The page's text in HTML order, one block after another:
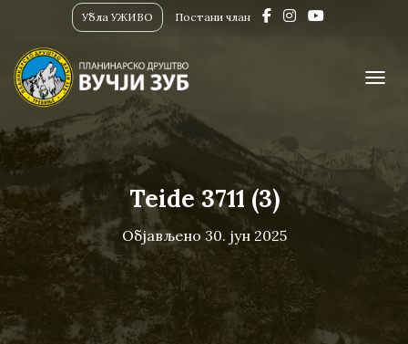
Убла УЖИВО Постани члан
Teide 3711 (3)
Објављено 30. јун 2025